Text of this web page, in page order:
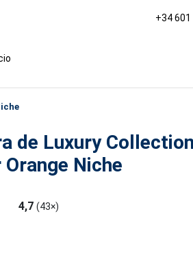
+34 601
de Luxury
Niche
4,7 (43×)